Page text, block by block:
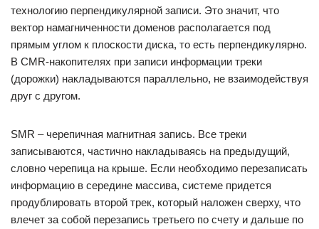
технологию перпендикулярной записи. Это значит, что
вектор намагниченности доменов располагается под
прямым углом к плоскости диска, то есть перпендикулярно.
В CMR-накопителях при записи информации треки
(дорожки) накладываются параллельно, не взаимодействуя
друг с другом.
SMR – черепичная магнитная запись. Все треки
записываются, частично накладываясь на предыдущий,
словно черепица на крыше. Если необходимо перезаписать
информацию в середине массива, системе придется
продублировать второй трек, который наложен сверху, что
влечет за собой перезапись третьего по счету и дальше по